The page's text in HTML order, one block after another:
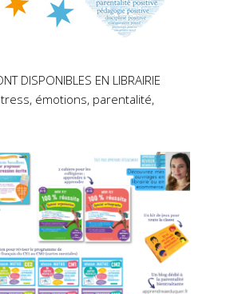
DISPONIBLES EN LIBRAIRIE
émotions, parentalité,